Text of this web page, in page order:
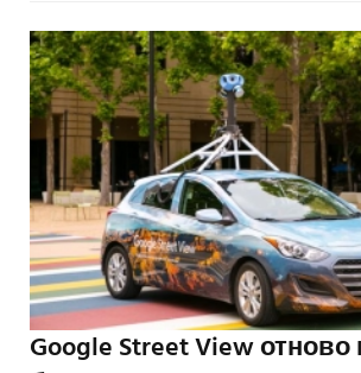
Google Street View отново